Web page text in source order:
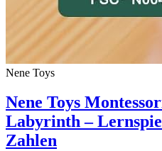
Nene Toys
Nene Toys
Labyrinth –
Zahlen